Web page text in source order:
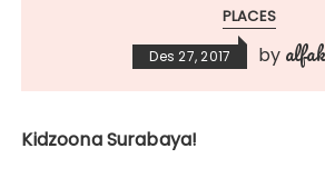
PLACES
Des 27, 2017 by
Kidzoona Surabaya!